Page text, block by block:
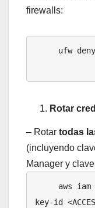
firewalls:
Rotar
– Rotar todas
(incluyendo
Manager y
key-id